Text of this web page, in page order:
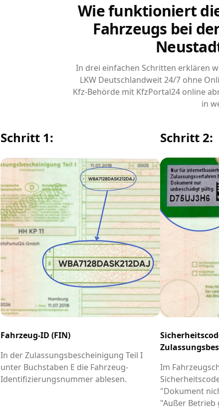
Wie funktioniert
Fahrzeugs bei
In drei einfachen Schritten erklären
LKW Deutschlandweit 24/7 ohne
Kfz-Behörde mit KfzPortal24 online
in
Schritt 1:
Fahrzeug-ID (FIN)
In der Zulassungsbescheinigung Teil I
unter Buchstaben E die Fahrzeug-
Identifizierungsnummer ablesen.
Schritt 2:
Im
"Dokument
"Außer Betrieb